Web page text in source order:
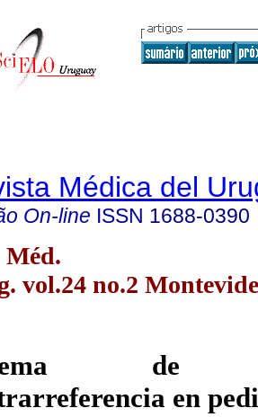
Médica del
On-line ISSN 1688-0390
Méd.
vol.24 no.2
de
en